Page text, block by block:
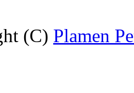
(C) Plamen